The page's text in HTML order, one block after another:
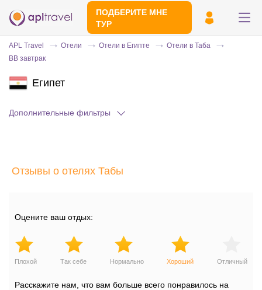
ПОДБЕРИТЕ МНЕ
ТУР
Отправьте свой номер телефона
APL Travel Отели Отели в Египте
Отели в Таба
BB завтрак
Египет
Дополнительные фильтры
Отзывы о отелях Табы
Оцените ваш отдых:
Плохой Так себе Нормально Хороший Отличный
Расскажите нам, что вам больше всего понравилось на